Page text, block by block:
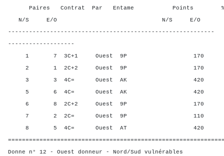
Paires Contrat Par Entame Points %
N/S E/O N/S E/O N/
-----------------------------------------------------------
-------------------
1 7 3C+1 Ouest 9P 170
2 1 2C+2 Ouest 9P 170
3 3 4C= Ouest AK 420
5 6 4C= Ouest AK 420
6 8 2C+2 Ouest 9P 170
7 2 2C= Ouest 9P 110
8 5 4C= Ouest AT 420
Donne n° 12 - Ouest donneur - Nord/Sud vulnérables